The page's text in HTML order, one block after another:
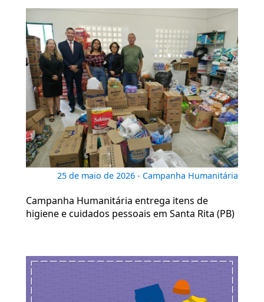
25 de maio de 2026 - Campanha Humanitária
Campanha Humanitária entrega itens de
higiene e cuidados pessoais em Santa Rita (PB)